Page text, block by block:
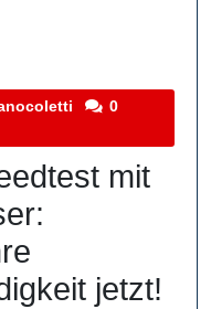
stefanocoletti
0
mit
jetzt!